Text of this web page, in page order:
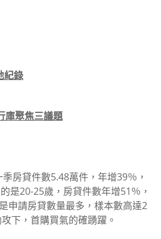
紀錄
庫聚焦三議題
房貸件數5.48萬件，年增39％，
是20-25歲，房貸件數年增51％，
申請房貸數量最多，樣本數高達2
下，首購買氣的確踴躍。